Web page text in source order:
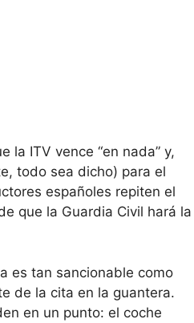
la ITV vence “en nada” y,
todo sea dicho) para el
españoles repiten el
que la Guardia Civil hará la
es tan sancionable como
de la cita en la guantera.
en un punto: el coche